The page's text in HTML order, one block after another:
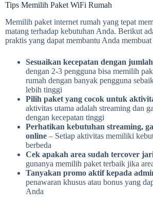
Tips Memilih Paket WiFi Rumah
Memilih paket internet rumah yang tepat
matang terhadap kebutuhan Anda. Berikut
praktis yang dapat membantu Anda
Sesuaikan kecepatan dengan
dengan 2-3 pengguna bisa memilih
rumah dengan banyak pengguna
lebih tinggi
Pilih paket yang cocok untuk
aktivitas utama adalah streaming dan
dengan kecepatan tinggi
Perhatikan kebutuhan streaming,
online – Setiap aktivitas memiliki
berbeda
Cek apakah area sudah tercover
gunanya memilih paket terbaik jika
Tanyakan promo aktif kepada
penawaran khusus atau bonus yang
Anda